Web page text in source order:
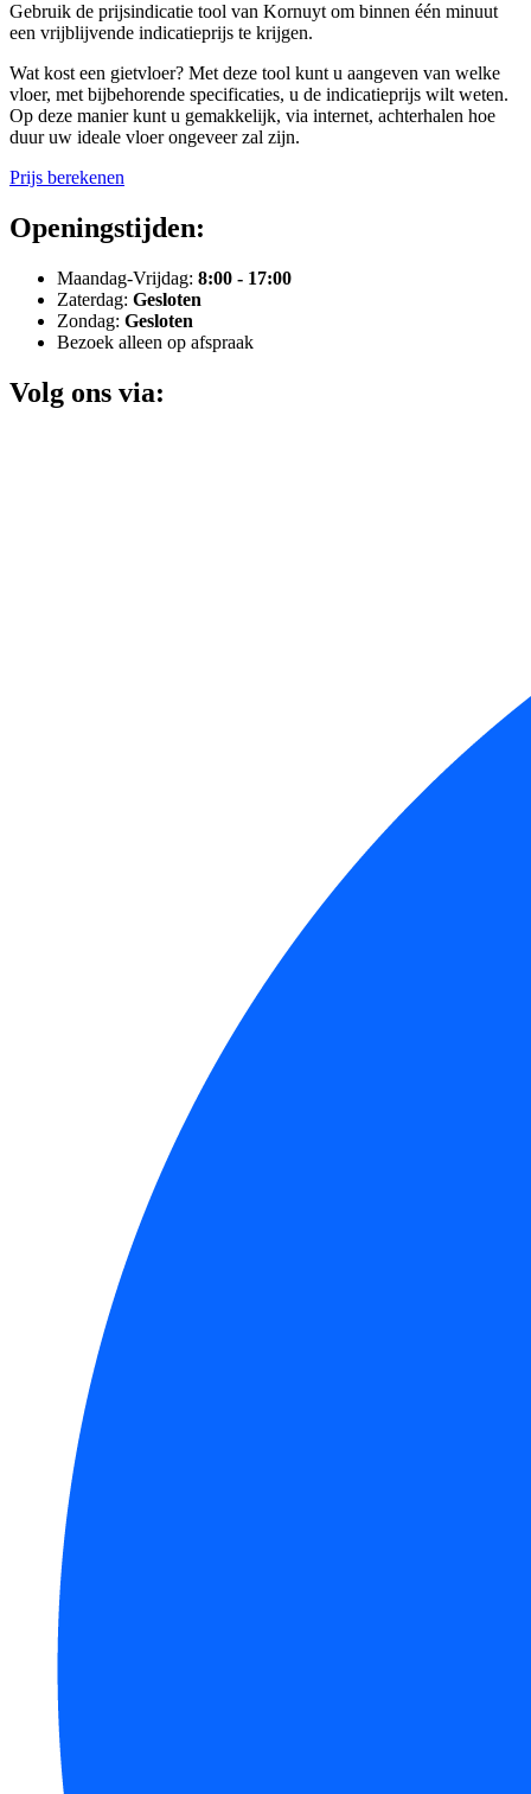
Gebruik de prijsindicatie tool van Kornuyt om binnen één minuut
een vrijblijvende indicatieprijs te krijgen.
Wat kost een gietvloer? Met deze tool kunt u aangeven van welke
vloer, met bijbehorende specificaties, u de indicatieprijs wilt weten.
Op deze manier kunt u gemakkelijk, via internet, achterhalen hoe
duur uw ideale vloer ongeveer zal zijn.
Prijs berekenen
Openingstijden:
Maandag-Vrijdag: 8:00 - 17:00
Zaterdag: Gesloten
Zondag: Gesloten
Bezoek alleen op afspraak
Volg ons via: